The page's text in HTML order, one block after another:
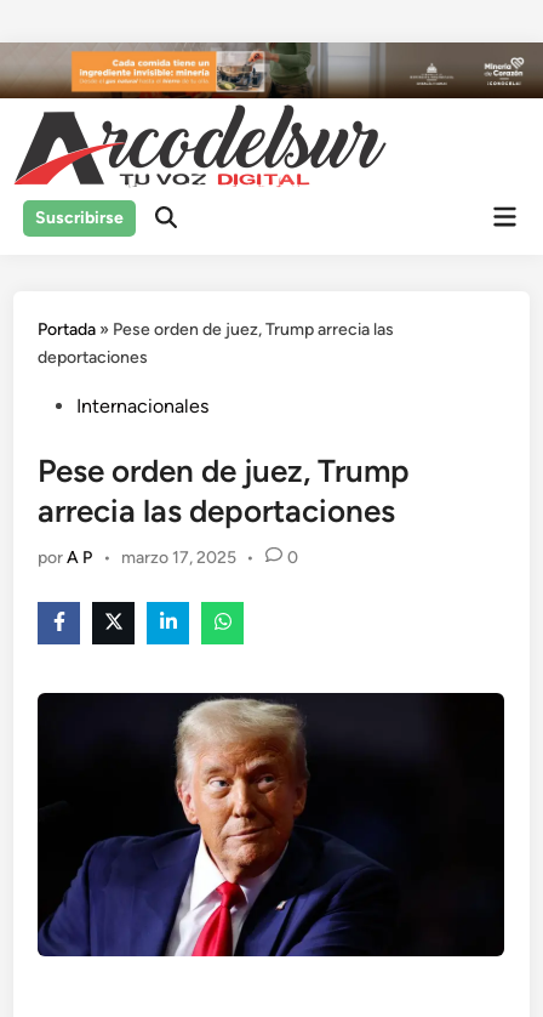
al
contenido
Suscribirse
Portada » Pese orden de juez, Trump arrecia las
deportaciones
Publicado
Internacionales
Pese orden de juez, Trump
arrecia las deportaciones
porA P • marzo 17, 2025 • 0